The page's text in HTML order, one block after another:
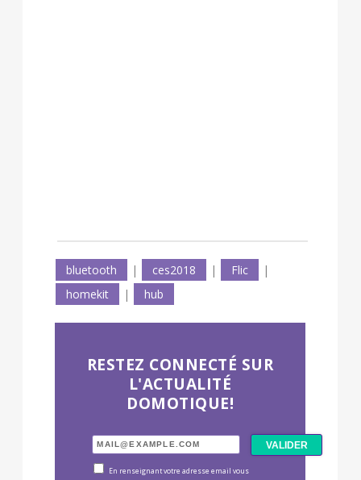
bluetooth | ces2018 | Flic
|
homekit
| hub
RESTEZ CONNECTÉ SUR
L'ACTUALITÉ
DOMOTIQUE!
En renseignant votre adresse email vous